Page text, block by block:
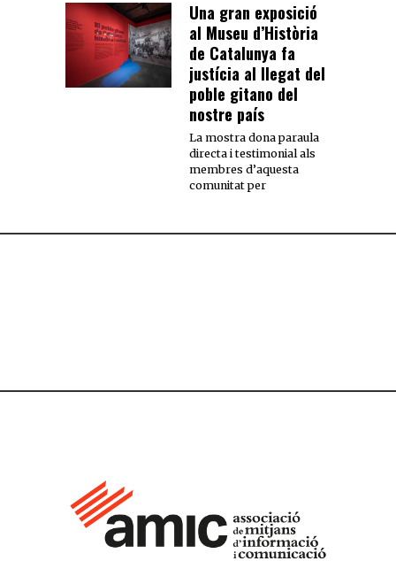
Una gran exposició
al Museu d’Història
de Catalunya fa
justícia al llegat del
poble gitano del
nostre país
La mostra dona paraula
directa i testimonial als
membres d’aquesta
comunitat per